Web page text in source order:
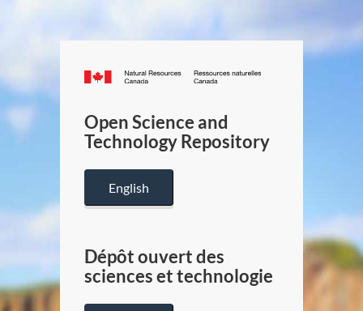
Canada.ca
/
Canada
Open Science and
Technology Repository
English
Dépôt ouvert des
sciences et technologie